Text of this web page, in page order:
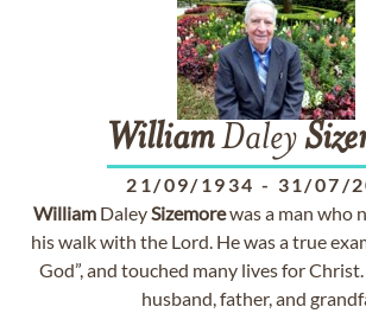
WilliamDaley
21/09/1934 - 31/07/
WilliamDaleySizemorewas a man who
his walk with the Lord. He was a true
God”, and touched many lives for
husband, father, and